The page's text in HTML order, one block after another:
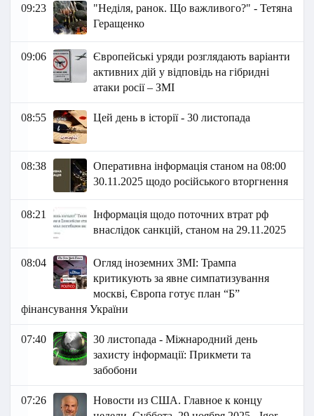
09:23
"Неділя, ранок. Що важливого?" - Тетяна
Геращенко
09:06
Європейські уряди розглядають варіанти
активних дій у відповідь на гібридні
атаки росії – ЗМІ
08:55 Цей день в історії - 30 листопада
08:38
Оперативна інформація станом на 08:00
30.11.2025 щодо російського вторгнення
08:21
Інформація щодо поточних втрат рф
внаслідок санкцій, станом на 29.11.2025
08:04
Огляд іноземних ЗМІ: Трампа
критикують за явне симпатизування
москві, Європа готує план “Б”
фінансування України
07:40
30 листопада - Міжнародний день
захисту інформації: Прикмети та
забобони
07:26
Новости из США. Главное к концу